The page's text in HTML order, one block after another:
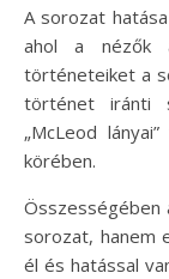
A sorozat
ahol a nézők
történeteiket a
történet iránti
„McLeod
körében.
Összességében
sorozat, hanem
él és hatással